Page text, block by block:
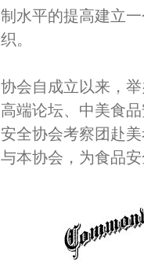
制水平的提高建立
织。
协会自成立以来，
高端论坛、中美食
安全协会考察团赴
与本协会，为食品